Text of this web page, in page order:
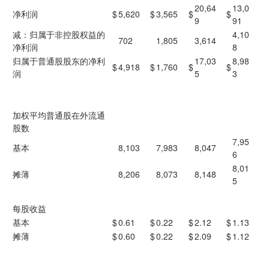
净利润 $5,620 $3,565 $20,64
9
$13,0
91
减：归属于非控股权益的
净利润
702 1,805 3,614
4,10
8
归属于普通股股东的净利
润
$4,918 $1,760 $17,03
5
$8,98
3
加权平均普通股在外流通
股数
基本
8,103 7,983 8,047
7,95
6
摊薄
8,206 8,073 8,148
8,01
5
每股收益
基本
$0.61 $0.22 $2.12 $1.13
摊薄
$0.60 $0.22 $2.09 $1.12